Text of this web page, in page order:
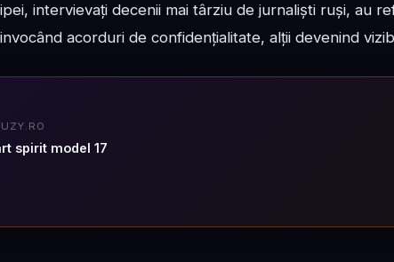
intervievați decenii mai târziu de jurnaliști ruși, au
acorduri de confidențialitate, alții devenind
spirit model 17